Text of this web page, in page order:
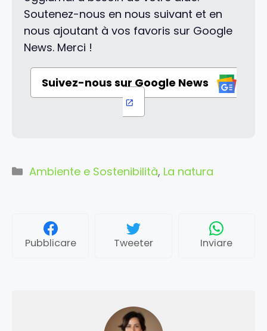
Soutenez-nous en nous suivant et en
nous ajoutant à vos favoris sur Google
News. Merci !
Suivez-nous sur Google News
Categorie
Ambiente e Sostenibilità, La natura
Pubblicare Tweeter Inviare